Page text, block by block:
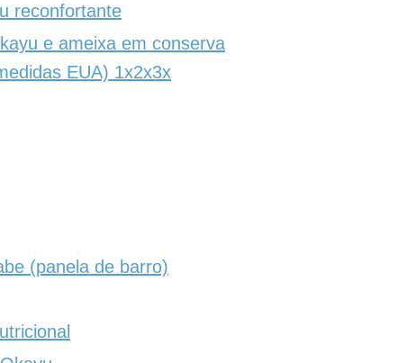
reconfortante
e ameixa em conserva
EUA) 1x2x3x
(panela de barro)